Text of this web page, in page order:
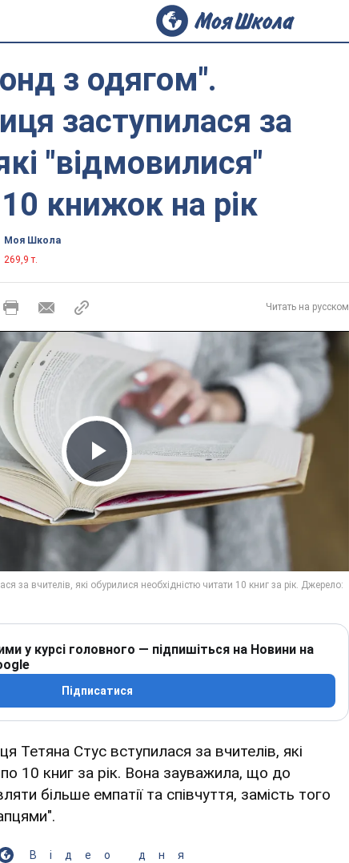
з одягом".
заступилася за
"відмовилися"
книжок на рік
Моя Школа
269,9 т.
Читать на русском
Play Video
у курсі головного — підпишіться на Новини на
Підписатися
Тетяна Стус вступилася за вчителів, які
10 книг за рік. Вона зауважила, що до
більше емпатії та співчуття, замість того
Відео дня